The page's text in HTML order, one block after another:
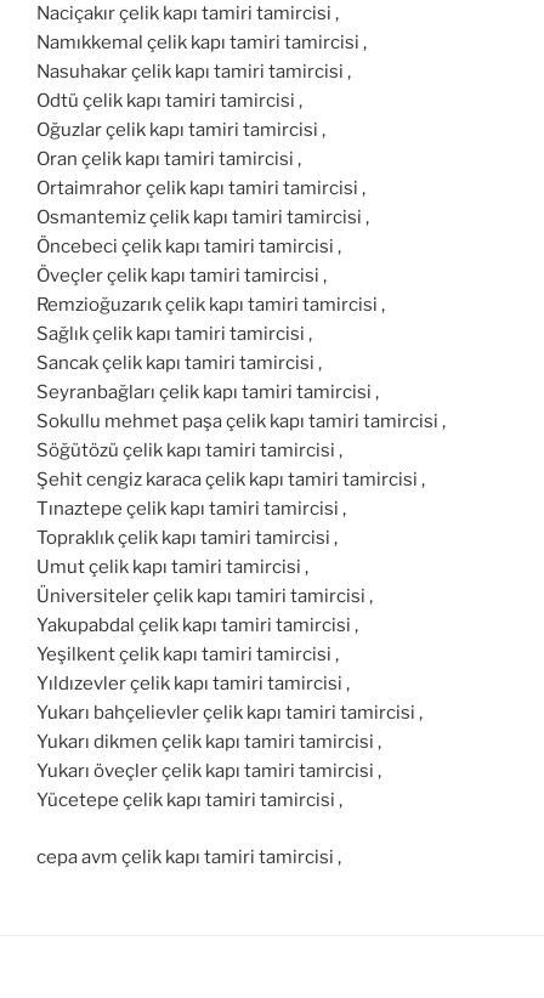
Naciçakır çelik kapı tamiri tamircisi ,
Namıkkemal çelik kapı tamiri tamircisi ,
Nasuhakar çelik kapı tamiri tamircisi ,
Odtü çelik kapı tamiri tamircisi ,
Oğuzlar çelik kapı tamiri tamircisi ,
Oran çelik kapı tamiri tamircisi ,
Ortaimrahor çelik kapı tamiri tamircisi ,
Osmantemiz çelik kapı tamiri tamircisi ,
Öncebeci çelik kapı tamiri tamircisi ,
Öveçler çelik kapı tamiri tamircisi ,
Remzioğuzarık çelik kapı tamiri tamircisi ,
Sağlık çelik kapı tamiri tamircisi ,
Sancak çelik kapı tamiri tamircisi ,
Seyranbağları çelik kapı tamiri tamircisi ,
Sokullu mehmet paşa çelik kapı tamiri tamircisi ,
Söğütözü çelik kapı tamiri tamircisi ,
Şehit cengiz karaca çelik kapı tamiri tamircisi ,
Tınaztepe çelik kapı tamiri tamircisi ,
Topraklık çelik kapı tamiri tamircisi ,
Umut çelik kapı tamiri tamircisi ,
Üniversiteler çelik kapı tamiri tamircisi ,
Yakupabdal çelik kapı tamiri tamircisi ,
Yeşilkent çelik kapı tamiri tamircisi ,
Yıldızevler çelik kapı tamiri tamircisi ,
Yukarı bahçelievler çelik kapı tamiri tamircisi ,
Yukarı dikmen çelik kapı tamiri tamircisi ,
Yukarı öveçler çelik kapı tamiri tamircisi ,
Yücetepe çelik kapı tamiri tamircisi ,
cepa avm çelik kapı tamiri tamircisi ,